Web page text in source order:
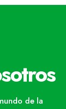
de la